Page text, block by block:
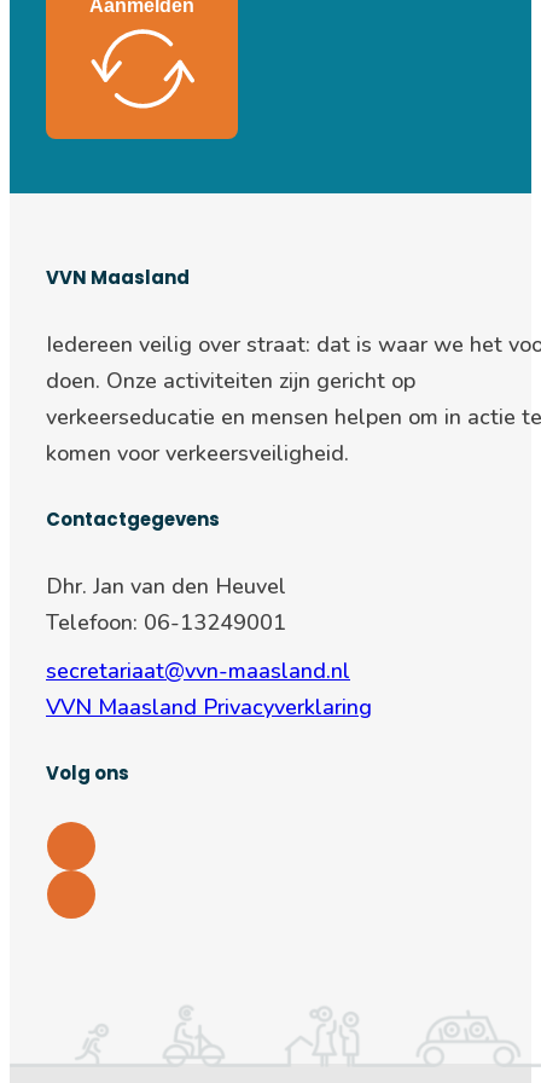
Aanmelden
VVN Maasland
Iedereen veilig over straat: dat is waar we het
doen. Onze activiteiten zijn gericht op
verkeerseducatie en mensen helpen om in actie te
komen voor verkeersveiligheid.
Contactgegevens
Dhr. Jan van den Heuvel
Telefoon: 06-13249001
secretariaat@vvn-maasland.nl
VVN Maasland Privacyverklaring
Volg ons